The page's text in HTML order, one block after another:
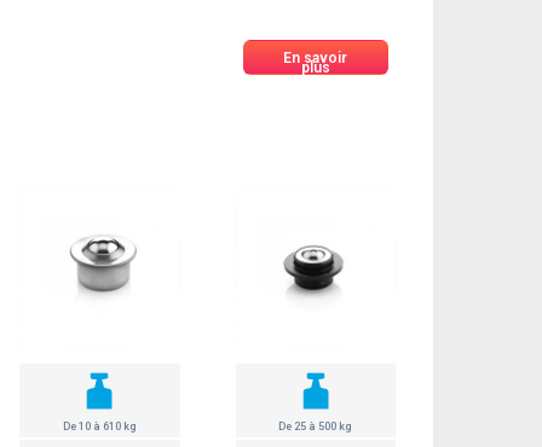
En savoir
plus
De 10 à 610 kg De 25 à 500 kg